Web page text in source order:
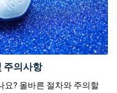
주의사항
요? 올바른 절차와 주의할